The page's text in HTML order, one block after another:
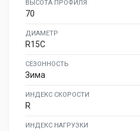
ВЫСОТА ПРОФИЛЯ
70
ДИАМЕТР
R15C
СЕЗОННОСТЬ
Зима
ИНДЕКС СКОРОСТИ
R
ИНДЕКС НАГРУЗКИ